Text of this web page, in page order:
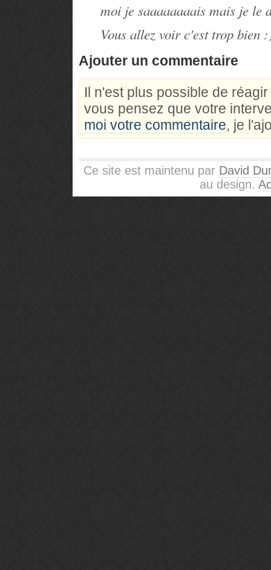
moi je saaaaaaaais mais je le
Vous allez voir c'est trop bien
Ajouter un commentaire
Il n'est plus possible de
vous pensez que votre
moi votre commentaire, je
Ce site est maintenu par David
au design.